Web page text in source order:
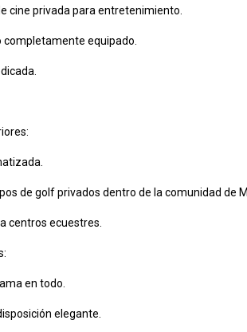
cine privada para entretenimiento.
completamente equipado.
de golf privados dentro de la comunidad de
centros ecuestres.
en todo.
elegante.